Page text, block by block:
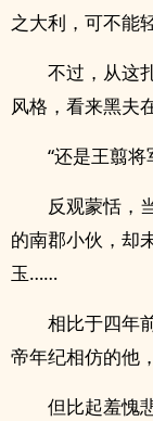
之大利，可不能
不过，从这
风格，看来黑夫
“还是王翦将
反观蒙恬，
的南郡小伙，却
玉……
相比于四年
帝年纪相仿的他
但比起羞愧